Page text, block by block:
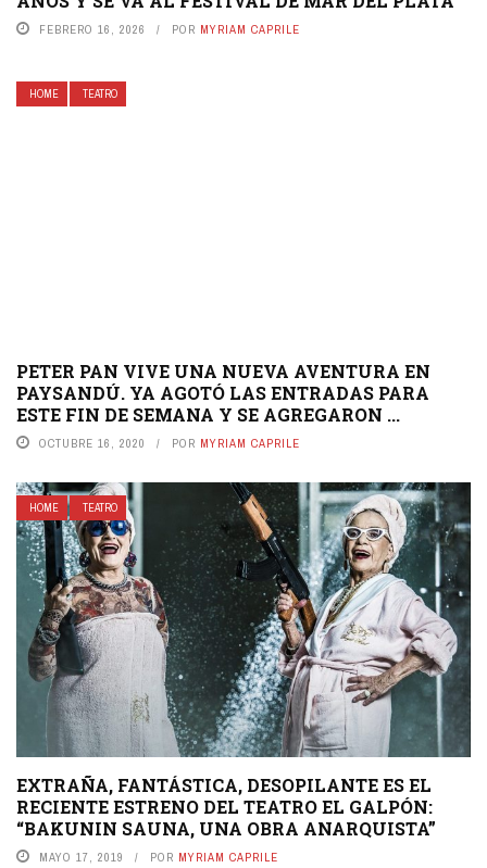
FEBRERO 16, 2026 POR MYRIAM CAPRILE
HOME TEATRO
PETER PAN VIVE UNA NUEVA AVENTURA EN
PAYSANDÚ. YA AGOTÓ LAS ENTRADAS PARA
ESTE FIN DE SEMANA Y SE AGREGARON ...
OCTUBRE 16, 2020 POR MYRIAM CAPRILE
HOME TEATRO
EXTRAÑA, FANTÁSTICA, DESOPILANTE ES EL
RECIENTE ESTRENO DEL TEATRO EL GALPÓN:
“BAKUNIN SAUNA, UNA OBRA ANARQUISTA”
MAYO 17, 2019 POR MYRIAM CAPRILE